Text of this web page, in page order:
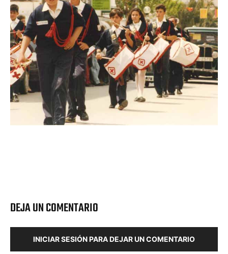
DEJA UN COMENTARIO
INICIAR SESIÓN PARA DEJAR UN COMENTARIO